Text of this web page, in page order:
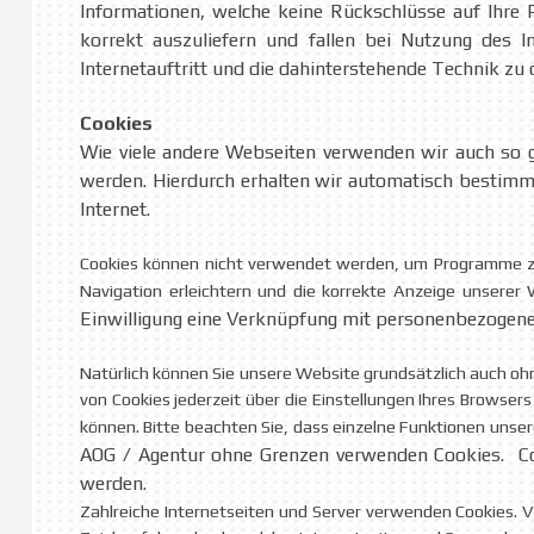
Informationen, welche keine Rückschlüsse auf
korrekt auszuliefern und fallen bei Nutzung des
Internetauftritt und die dahinterstehende Technik zu
Cookies
Wie viele andere Webseiten verwenden wir auch
werden. Hierdurch erhalten wir automatisch
Internet.
Cookies können nicht verwendet werden, um
Navigation erleichtern und die korrekte Anzeige unserer
Einwilligung eine Verknüpfung mit
Natürlich können Sie unsere Website grundsätzlich auch
von Cookies jederzeit über die Einstellungen Ihres
können. Bitte beachten Sie, dass einzelne Funktionen
AOG / Agentur ohne Grenzen verwenden Cookies.
werden.
Zahlreiche Internetseiten und Server verwenden Cookies.